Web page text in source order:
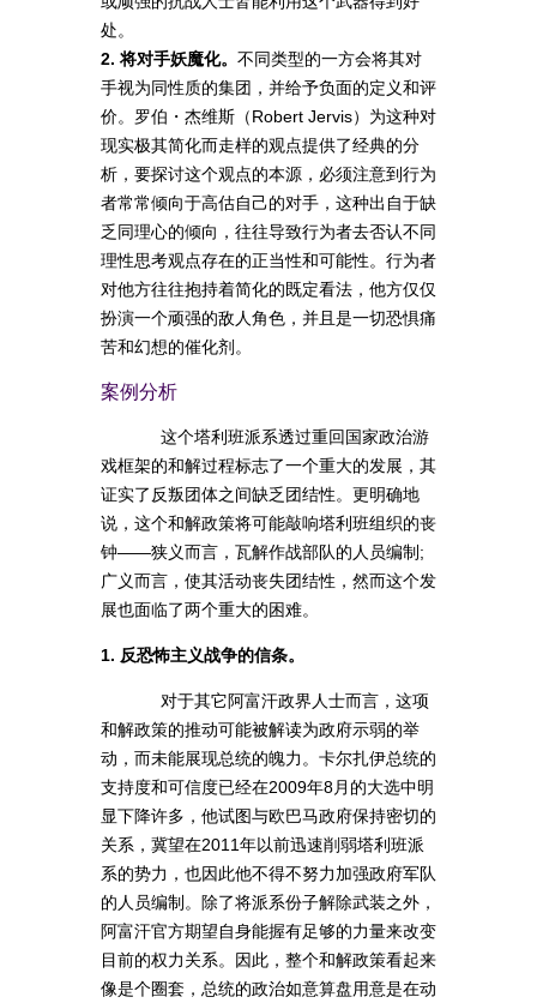
处。
2. 将对手妖魔化。 不同类型的一方会将其对
手视为同性质的集团，并给予负面的定义和评
价。罗伯・杰维斯（Robert Jervis）为这种对
现实极其简化而走样的观点提供了经典的分
析，要探讨这个观点的本源，必须注意到行为
者常常倾向于高估自己的对手，这种出自于缺
乏同理心的倾向，往往导致行为者去否认不同
理性思考观点存在的正当性和可能性。行为者
对他方往往抱持着简化的既定看法，他方仅仅
扮演一个顽强的敌人角色，并且是一切恐惧痛
苦和幻想的催化剂。
案例分析
这个塔利班派系透过重回国家政治游
戏框架的和解过程标志了一个重大的发展，其
证实了反叛团体之间缺乏团结性。更明确地
说，这个和解政策将可能敲响塔利班组织的丧
钟——狭义而言，瓦解作战部队的人员编制;
广义而言，使其活动丧失团结性，然而这个发
展也面临了两个重大的困难。
1. 反恐怖主义战争的信条。
对于其它阿富汗政界人士而言，这项
和解政策的推动可能被解读为政府示弱的举
动，而未能展现总统的魄力。卡尔扎伊总统的
支持度和可信度已经在2009年8月的大选中明
显下降许多，他试图与欧巴马政府保持密切的
关系，冀望在2011年以前迅速削弱塔利班派
系的势力，也因此他不得不努力加强政府军队
的人员编制。除了将派系份子解除武装之外，
阿富汗官方期望自身能握有足够的力量来改变
目前的权力关系。因此，整个和解政策看起来
像是个圈套，总统的政治如意算盘用意是在动